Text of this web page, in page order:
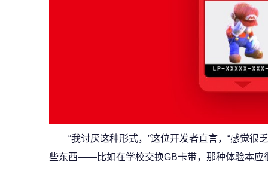
“我讨厌这种形式，”这位开发者直言，“感觉很
些东西——比如在学校交换GB卡带，那种体验本应